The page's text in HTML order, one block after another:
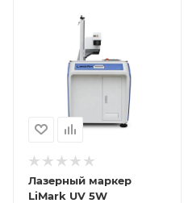
Лазерный маркер
LiMark UV 5W